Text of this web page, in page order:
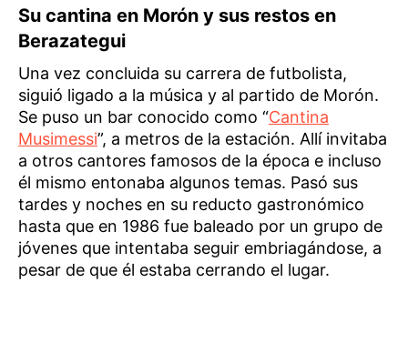
Su cantina en Morón y sus restos en
Berazategui
Una vez concluida su carrera de futbolista,
siguió ligado a la música y al partido de Morón.
Se puso un bar conocido como “Cantina
Musimessi”, a metros de la estación. Allí invitaba
a otros cantores famosos de la época e incluso
él mismo entonaba algunos temas. Pasó sus
tardes y noches en su reducto gastronómico
hasta que en 1986 fue baleado por un grupo de
jóvenes que intentaba seguir embriagándose, a
pesar de que él estaba cerrando el lugar.